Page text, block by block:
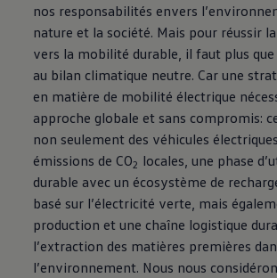
nos responsabilités envers
nature et la société. Mais pour réussir
vers la mobilité durable, il faut plus que
au bilan climatique neutre. Car une
en matière de mobilité électrique
approche globale et sans compromis:
non seulement des véhicules
émissions de CO2 locales, une phase
durable avec un écosystème de
basé sur l’électricité verte, mais
production et une chaîne logistique
l’extraction des matières premières
l’environnement. Nous nous